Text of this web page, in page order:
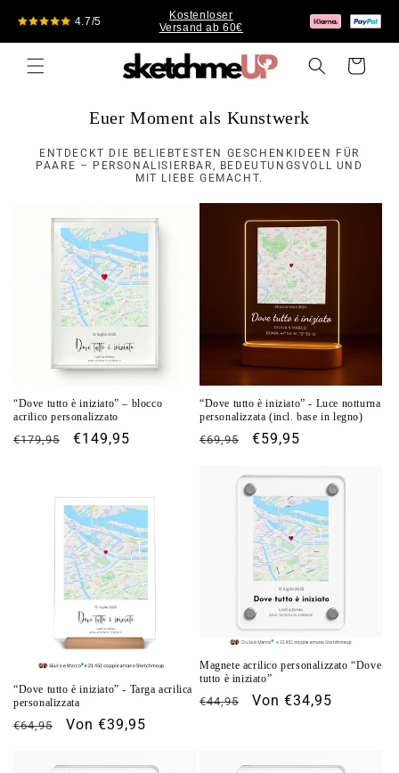
zum
4.7/5
Kostenloser
Versand ab 60€
Warenkorb
Euer Moment als Kunstwerk
ENTDECKT DIE BELIEBTESTEN GESCHENKIDEEN FÜR
PAARE – PERSONALISIERBAR, BEDEUTUNGSVOLL UND
MIT LIEBE GEMACHT.
“Dove tutto è iniziato” – blocco
acrilico personalizzato
Normaler
€179,95 Verkaufspreis
€149,95
“Dove tutto è iniziato” - Luce notturna
personalizzata (incl. base in legno)
Normaler
€69,95 Verkaufspreis
€59,95
“Dove tutto è iniziato” - Targa acrilica
personalizzata
Normaler
€64,95 Verkaufspreis
Von €39,95
Magnete acrilico personalizzato “Dove
tutto è iniziato”
Normaler
€44,95 Verkaufspreis
Von €34,95